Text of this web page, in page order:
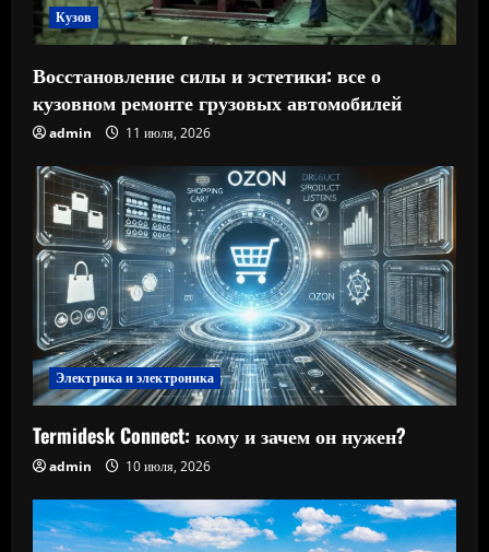
Кузов
Восстановление силы и эстетики: все о
кузовном ремонте грузовых автомобилей
admin 11 июля, 2026
Электрика и электроника
Termidesk Connect: кому и зачем он нужен?
admin 10 июля, 2026